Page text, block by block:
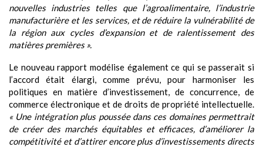
nouvelles industries telles que l’agroalimentaire, l’industrie
manufacturière et les services, et de réduire la vulnérabilité de
la région aux cycles d’expansion et de ralentissement des
matières premières ».
Le nouveau rapport modélise également ce qui se passerait si
l’accord était élargi, comme prévu, pour harmoniser les
politiques en matière d’investissement, de concurrence, de
commerce électronique et de droits de propriété intellectuelle.
« Une intégration plus poussée dans ces domaines permettrait
de créer des marchés équitables et efficaces, d’améliorer la
compétitivité et d’attirer encore plus d’investissements directs